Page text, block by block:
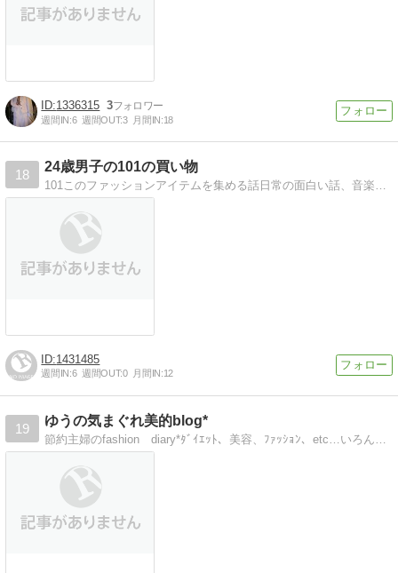
1336315 3
週間IN:6 週間OUT:3 月間IN:18
18
24歳男子の101の買い物
1431485
週間IN:6 週間OUT:0 月間IN:12
19
ゆうの気まぐれ美的blog*